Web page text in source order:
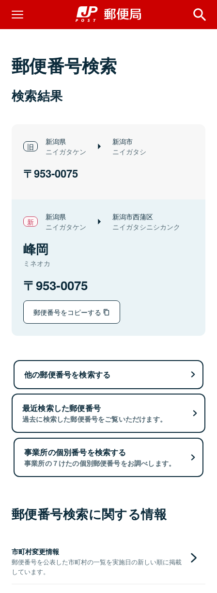
郵便番号検索
検索結果
新潟県
ニイガタケン
新潟市
ニイガタシ
953-0075
新潟県
ニイガタケン
新潟市西蒲区
ニイガタシニシカンク
峰岡
ミネオカ
953-0075
郵便番号をコピーする
他の郵便番号を検索する
最近検索した郵便番号
過去に検索した郵便番号をご覧いただけます。
事業所の個別番号を検索する
事業所の７けたの個別郵便番号をお調べします。
郵便番号検索に関する情報
市町村変更情報
郵便番号を公表した市町村の一覧を実施日の新しい順に掲載
しています。